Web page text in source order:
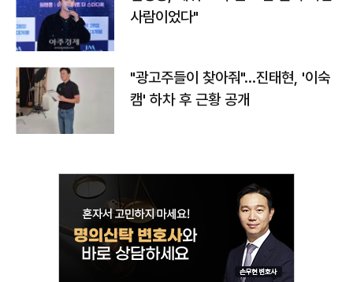
사람이었다"
"광고주들이 찾아줘"…진태현, '이숙
캠' 하차 후 근황 공개